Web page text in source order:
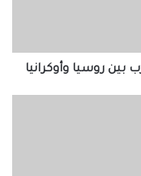
روسيا وأوكرانيا